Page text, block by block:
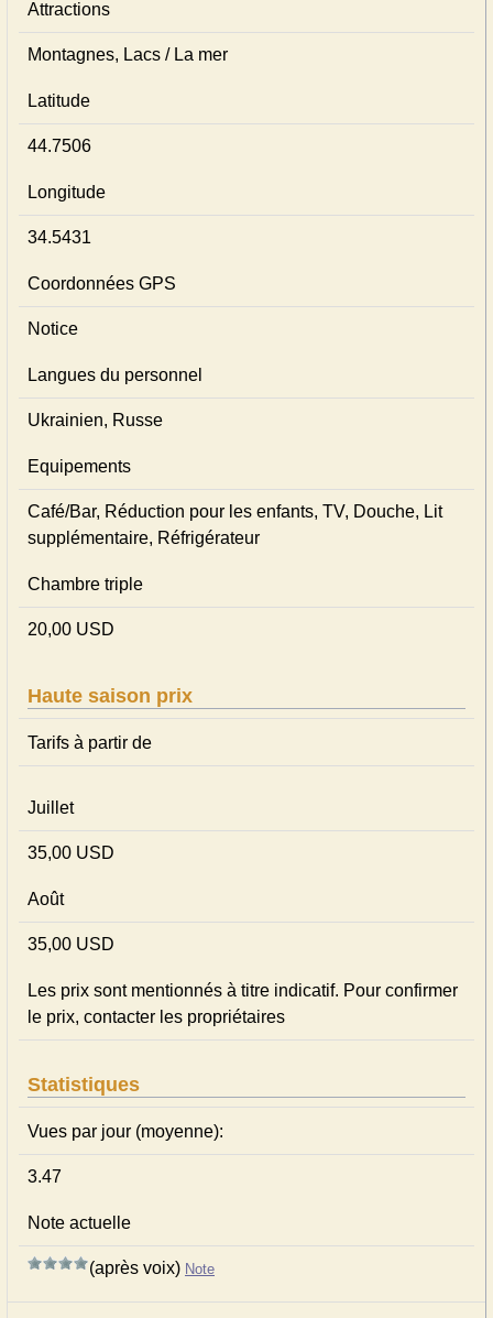
Attractions
Montagnes, Lacs / La mer
Latitude
44.7506
Longitude
34.5431
Coordonnées GPS
Notice
Langues du personnel
Ukrainien, Russe
Equipements
Café/Bar, Réduction pour les enfants, TV, Douche, Lit
supplémentaire, Réfrigérateur
Chambre triple
20,00 USD
Haute saison prix
Tarifs à partir de
Juillet
35,00 USD
Août
35,00 USD
Les prix sont mentionnés à titre indicatif. Pour confirmer
le prix, contacter les propriétaires
Statistiques
Vues par jour (moyenne):
3.47
Note actuelle
(après voix) Note